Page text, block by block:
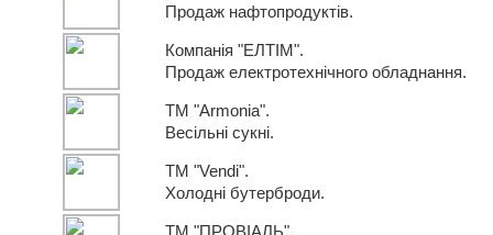
Продаж нафтопродуктів.
Компанія "ЕЛТІМ".
Продаж електротехнічного обладнання.
ТМ "Armonia".
Весільні сукні.
ТМ "Vendi".
Холодні бутерброди.